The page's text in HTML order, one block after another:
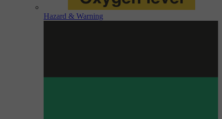
Hazard & Warning